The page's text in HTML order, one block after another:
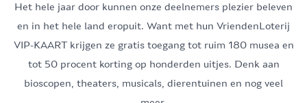
Het hele jaar door kunnen onze deelnemers plezier beleven
en in het hele land eropuit. Want met hun VriendenLoterij
VIP-KAARTkrijgen ze gratis toegang tot ruim 180 musea en
tot 50 procent korting op honderden uitjes. Denk aan
bioscopen, theaters, musicals, dierentuinen en nog veel
666 666 666